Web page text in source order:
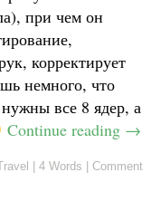
при чем он
корректирует
немного, что
все 8 ядер, а
Continue reading →
4 Words Comment